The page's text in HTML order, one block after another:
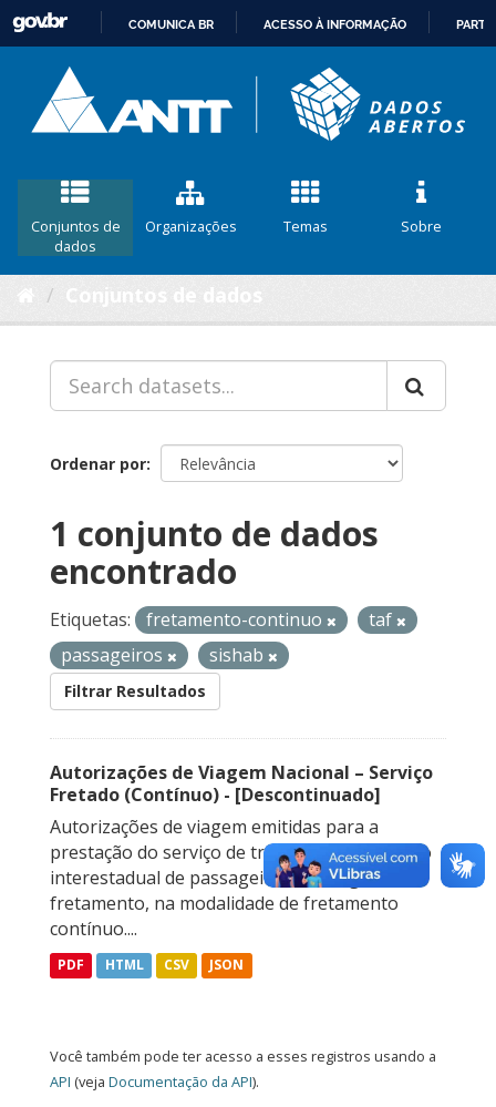
CONTEÚDO
COMUNICA BR ACESSO À INFORMAÇÃO
Conjuntos de
dados
Organizações Temas Sobre
Ordenar por
1 conjunto de dados
encontrado
Etiquetas: fretamento-continuo
taf
passageiros
sishab
Filtrar Resultados
Autorizações de Viagem Nacional – Serviço
Fretado (Contínuo) - [Descontinuado]
Autorizações de viagem emitidas para a
prestação do serviço de transporte rodoviário
interestadual de passageiros sob regime de
fretamento, na modalidade de fretamento
contínuo....
PDF HTML CSV JSON
Você também pode ter acesso a esses registros usando a
API (veja Documentação da API).